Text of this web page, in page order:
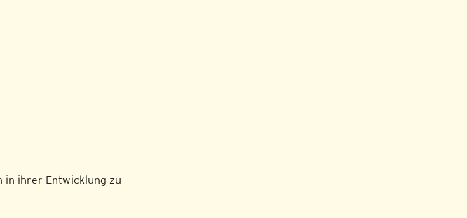
in ihrer Entwicklung zu